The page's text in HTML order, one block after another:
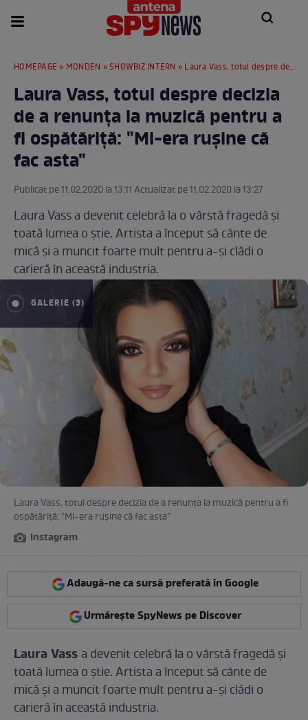
HOMEPAGE » MONDEN »SHOWBIZ INTERN » Laura Vass, totul despre decizia de a renunța la muzică pentru a fi ospătăriță: "Mi-era rușine că fac asta"
Laura Vass, totul despre decizia
de a renunța la muzică pentru a
fi ospătăriță: "Mi-era rușine că
fac asta"
Publicat pe 11.02.2020 la 13:11 Actualizat pe 11.02.2020 la 13:27
Laura Vass a devenit celebră la o vârstă fragedă și
toată lumea o știe. Artista a început să cânte de
mică și a muncit foarte mult pentru a-și clădi o
carieră în această industria.
GALERIE (3)
Laura Vass, totul despre decizia de a renunța la muzică pentru a fi
ospătăriță: "Mi-era rușine că fac asta"
Instagram
Adaugă-ne ca sursă preferată în Google
Urmărește SpyNews pe Discover
Laura Vassa devenit celebră la o vârstă fragedă și
toată lumea o știe. Artista a început să cânte de
mică și a muncit foarte mult pentru a-și clădi o
carieră în această industria.